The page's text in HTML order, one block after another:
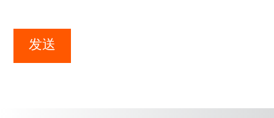
发送